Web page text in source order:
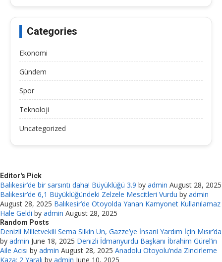
Categories
Ekonomi
Gündem
Spor
Teknoloji
Uncategorized
Editor's Pick
Balıkesir’de bir sarsıntı daha! Büyüklüğü 3.9 by admin August 28, 2025
Balıkesir’de 6,1 Büyüklüğündeki Zelzele Mescitleri Vurdu by admin
August 28, 2025 Balıkesir’de Otoyolda Yanan Kamyonet Kullanılamaz
Hale Geldi by admin August 28, 2025
Random Posts
Denizli Milletvekili Sema Silkin Ün, Gazze’ye İnsani Yardım İçin Mısır’da
by admin June 18, 2025 Denizli İdmanyurdu Başkanı İbrahim Gürel’in
Aile Acısı by admin August 28, 2025 Anadolu Otoyolu’nda Zincirleme
Kaza: 2 Yaralı by admin June 10, 2025